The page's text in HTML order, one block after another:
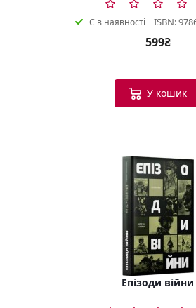
Є в наявності ISBN:
599₴
У кошик
Епізоди війни